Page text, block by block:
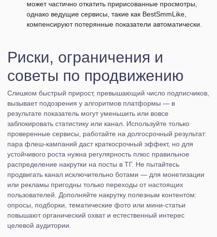
может частично откатить пририсованные просмотры,
однако ведущие сервисы, такие как BestSmmLike,
компенсируют потерянные показатели автоматически.
Риски, ограничения и
советы по продвижению
Слишком быстрый прирост, превышающий число подписчиков,
вызывает подозрения у алгоритмов платформы — в
результате показатель могут уменьшить или вовсе
заблокировать статистику или канал. Используйте только
проверенные сервисы, работайте на долгосрочный результат:
пара флеш-кампаний даст краткосрочный эффект, но для
устойчивого роста нужна регулярность плюс правильное
распределение накрутки на посты в ТГ. Не пытайтесь
продвигать канал исключительно ботами — для монетизации
или рекламы пригодны только переходы от настоящих
пользователей. Дополняйте накрутку полезным контентом:
опросы, подборки, тематические фото или мини-статьи
повышают органический охват и естественный интерес
целевой аудитории.